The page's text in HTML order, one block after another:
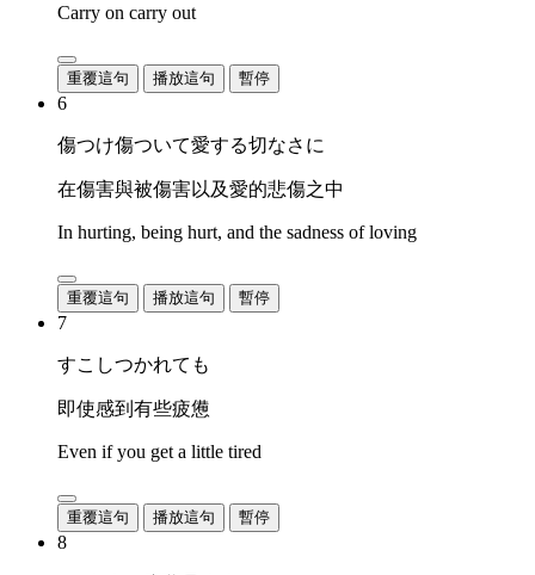
Carry on carry out
重覆這句 播放這句 暫停
6
傷つけ傷ついて愛する切なさに
在傷害與被傷害以及愛的悲傷之中
In hurting, being hurt, and the sadness of loving
重覆這句 播放這句 暫停
7
すこしつかれても
即使感到有些疲憊
Even if you get a little tired
重覆這句 播放這句 暫停
8